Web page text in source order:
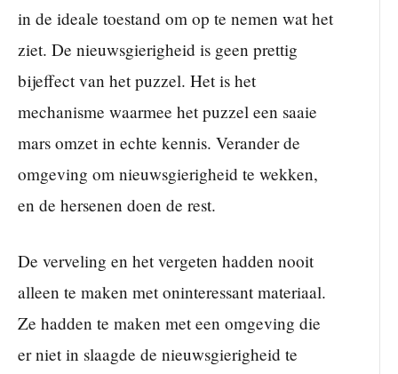
in de ideale toestand om op te nemen wat het
ziet. De nieuwsgierigheid is geen prettig
bijeffect van het puzzel. Het is het
mechanisme waarmee het puzzel een saaie
mars omzet in echte kennis. Verander de
omgeving om nieuwsgierigheid te wekken,
en de hersenen doen de rest.
De verveling en het vergeten hadden nooit
alleen te maken met oninteressant materiaal.
Ze hadden te maken met een omgeving die
er niet in slaagde de nieuwsgierigheid te